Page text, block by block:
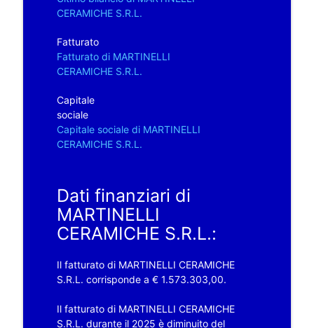
CERAMICHE S.R.L.
Fatturato
Fatturato di MARTINELLI
CERAMICHE S.R.L.
Capitale
sociale
Capitale sociale di MARTINELLI
CERAMICHE S.R.L.
Dati finanziari di
MARTINELLI
CERAMICHE S.R.L.:
Il fatturato di MARTINELLI CERAMICHE
S.R.L. corrisponde a € 1.573.303,00.
Il fatturato di MARTINELLI CERAMICHE
S.R.L. durante il 2025 è diminuito del